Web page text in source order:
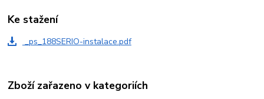
Ke stažení
_ps_188SERIO-instalace.pdf
Zboží zařazeno v kategoriích